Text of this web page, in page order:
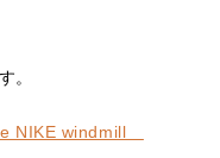
。
NIKE windmill